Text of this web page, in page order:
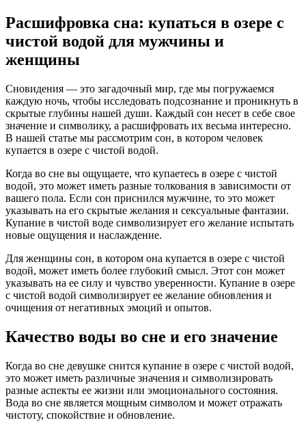
Расшифровка сна: купаться в озере с
чистой водой для мужчины и
женщины
Сновидения — это загадочный мир, где мы погружаемся
каждую ночь, чтобы исследовать подсознание и проникнуть в
скрытые глубины нашей души. Каждый сон несет в себе свое
значение и символику, а расшифровать их весьма интересно.
В нашей статье мы рассмотрим сон, в котором человек
купается в озере с чистой водой.
Когда во сне вы ощущаете, что купаетесь в озере с чистой
водой, это может иметь разные толкования в зависимости от
вашего пола. Если сон приснился мужчине, то это может
указывать на его скрытые желания и сексуальные фантазии.
Купание в чистой воде символизирует его желание испытать
новые ощущения и наслаждение.
Для женщины сон, в котором она купается в озере с чистой
водой, может иметь более глубокий смысл. Этот сон может
указывать на ее силу и чувство уверенности. Купание в озере
с чистой водой символизирует ее желание обновления и
очищения от негативных эмоций и опытов.
Качество воды во сне и его значение
Когда во сне девушке снится купание в озере с чистой водой,
это может иметь различные значения и символизировать
разные аспекты ее жизни или эмоционального состояния.
Вода во сне является мощным символом и может отражать
чистоту, спокойствие и обновление.